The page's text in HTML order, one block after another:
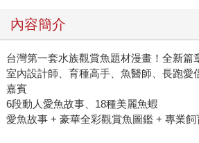
內容簡介
台灣第一套水族觀賞魚題材漫畫！全新篇
室內設計師、育種高手、魚醫師、長跑愛
嘉賓
6段動人愛魚故事、18種美麗魚蝦
愛魚故事 + 豪華全彩觀賞魚圖鑑 + 專業